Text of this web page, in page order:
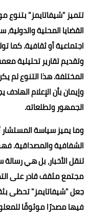
تتميز "شيفاتايمز" بتنوع
القضايا المحلية
اجتماعية أو ثقافية. كما
وتقديم تقارير تحليلية
المختلفة. هذا التنوع لم
وإيمان بأن الإعلام
الجمهور وتطلعاته.
وما يميز سياسة المستشار
الشفافية والمصداقية.
لنقل الأخبار، بل هي
مجتمع مثقف قادر على
جعل "شيفاتايمز" تحظى
فيها مصدرًا موثوقًا